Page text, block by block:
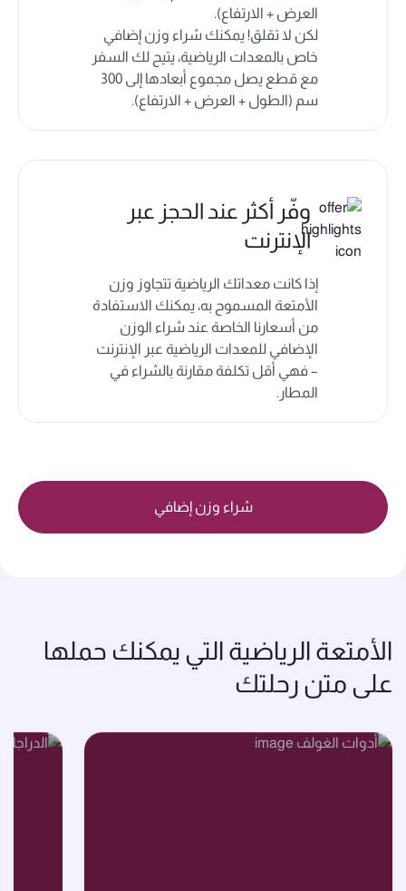
العرض + الارتفاع).
لكن لا تقلق! يمكنك شراء وزن إضافي
خاص بالمعدات الرياضية، يتيح لك السفر
مع قطع يصل مجموع أبعادها إلى 300
سم (الطول + العرض + الارتفاع).
وفّر أكثر عند الحجز عبر
الإنترنت
إذا كانت معداتك الرياضية تتجاوز وزن
الأمتعة المسموح به، يمكنك الاستفادة
من أسعارنا الخاصة عند شراء الوزن
الإضافي للمعدات الرياضية عبر الإنترنت
– فهي أقل تكلفة مقارنة بالشراء في
المطار.
شراء وزن إضافي
الأمتعة الرياضية التي يمكنك حملها
على متن رحلتك